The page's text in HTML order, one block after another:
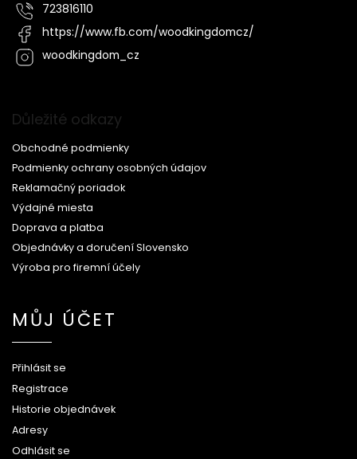
723816110
https://www.fb.com/woodkingdomcz/
woodkingdom_cz
Důležité odkazy
Obchodné podmienky
Podmienky ochrany osobných údajov
Reklamačný poriadok
Výdajné miesta
Doprava a platba
Objednávky a doručení Slovensko
Výroba pro firemní účely
MŮJ ÚČET
Přihlásit se
Registrace
Historie objednávek
Adresy
Odhlásit se